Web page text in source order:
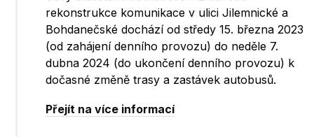
rekonstrukce komunikace v ulici Jilemnické a
Bohdanečské dochází od středy 15. března 2023
(od zahájení denního provozu) do neděle 7.
dubna 2024 (do ukončení denního provozu) k
dočasné změně trasy a zastávek autobusů.
Přejít na více informací